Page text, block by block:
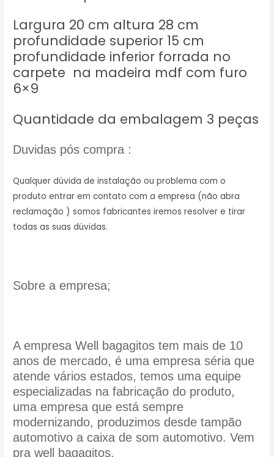
Largura 20 cm altura 28 cm
profundidade superior 15 cm
profundidade inferior forrada no
carpete na madeira mdf com furo
6×9
Quantidade da embalagem 3 peças
Duvidas pós compra :
Qualquer dúvida de instalação ou problema com o
produto entrar em contato com a empresa (não abra
reclamação ) somos fabricantes iremos resolver e tirar
todas as suas dúvidas.
Sobre a empresa;
A empresa Well bagagitos tem mais de 10
anos de mercado, é uma empresa séria que
atende vários estados, temos uma equipe
especializadas na fabricação do produto,
uma empresa que está sempre
modernizando, produzimos desde tampão
automotivo a caixa de som automotivo. Vem
pra well bagagitos.